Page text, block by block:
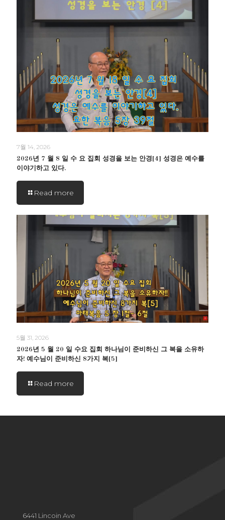
7월 14, 2026
2026년 7 월 8 일 수 요 집회 성경을 보는 안경[4] 성경은 예수를
이야기하고 있다.
Read more
5월 31, 2026
2026년 5 월 20 일 수요 집회 하나님이 준비하신 그 복을 소유하
자! 예수님이 준비하신 8가지 복[5]
Read more
6441 Lincoin Ave